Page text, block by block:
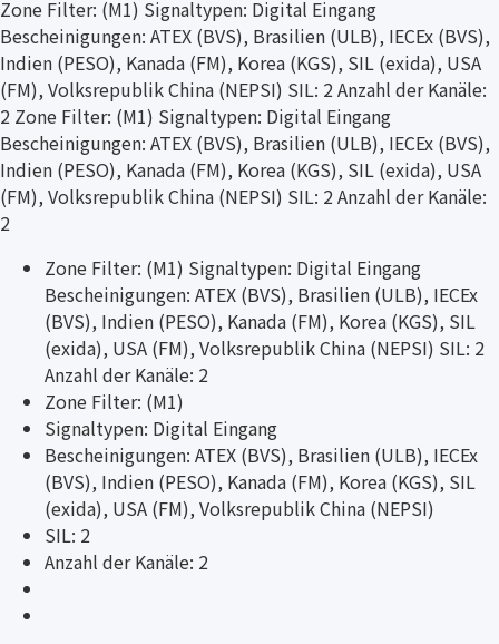
Zone Filter: (M1) Signaltypen: Digital Eingang
Bescheinigungen: ATEX (BVS), Brasilien (ULB), IECEx (BVS),
Indien (PESO), Kanada (FM), Korea (KGS), SIL (exida), USA
(FM), Volksrepublik China (NEPSI) SIL: 2 Anzahl der Kanäle:
2 Zone Filter: (M1) Signaltypen: Digital Eingang
Bescheinigungen: ATEX (BVS), Brasilien (ULB), IECEx (BVS),
Indien (PESO), Kanada (FM), Korea (KGS), SIL (exida), USA
(FM), Volksrepublik China (NEPSI) SIL: 2 Anzahl der Kanäle:
2
Zone Filter: (M1) Signaltypen: Digital Eingang
Bescheinigungen: ATEX (BVS), Brasilien (ULB), IECEx
(BVS), Indien (PESO), Kanada (FM), Korea (KGS), SIL
(exida), USA (FM), Volksrepublik China (NEPSI) SIL: 2
Anzahl der Kanäle: 2
Zone Filter: (M1)
Signaltypen: Digital Eingang
Bescheinigungen: ATEX (BVS), Brasilien (ULB), IECEx
(BVS), Indien (PESO), Kanada (FM), Korea (KGS), SIL
(exida), USA (FM), Volksrepublik China (NEPSI)
SIL: 2
Anzahl der Kanäle: 2